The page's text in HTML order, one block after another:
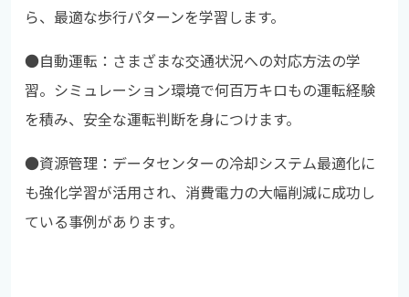
ら、最適な歩行パターンを学習します。
●自動運転：さまざまな交通状況への対応方法の学
習。シミュレーション環境で何百万キロもの運転経験
を積み、安全な運転判断を身につけます。
●資源管理：データセンターの冷却システム最適化に
も強化学習が活用され、消費電力の大幅削減に成功し
ている事例があります。